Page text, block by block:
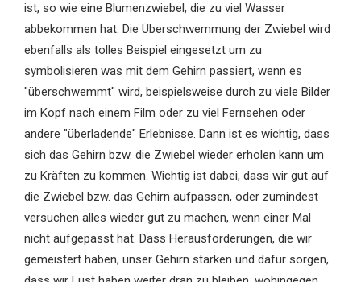
ist, so wie eine Blumenzwiebel, die zu viel Wasser
abbekommen hat. Die Überschwemmung der Zwiebel wird
ebenfalls als tolles Beispiel eingesetzt um zu
symbolisieren was mit dem Gehirn passiert, wenn es
"überschwemmt" wird, beispielsweise durch zu viele Bilder
im Kopf nach einem Film oder zu viel Fernsehen oder
andere "überladende" Erlebnisse. Dann ist es wichtig, dass
sich das Gehirn bzw. die Zwiebel wieder erholen kann um
zu Kräften zu kommen. Wichtig ist dabei, dass wir gut auf
die Zwiebel bzw. das Gehirn aufpassen, oder zumindest
versuchen alles wieder gut zu machen, wenn einer Mal
nicht aufgepasst hat. Dass Herausforderungen, die wir
gemeistert haben, unser Gehirn stärken und dafür sorgen,